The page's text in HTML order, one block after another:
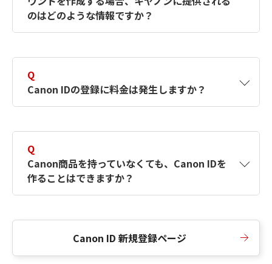
何ですか？Canon IDの作成方法は？をご確認く
ださい。
のはどのような情報ですか？
択したサービスから取得します。アカウントを
簡単に作成できるように、この情報を使用して
Canon IDの登録フォームを入力します。
Q
Canon IDの登録に料金は発生しますか？
Q
Canon商品を持っていなくても、Canon IDを
作ることはできますか？
Canon ID 新規登録ページ